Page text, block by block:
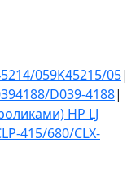
059K45215/05|
D039-4188|
HP LJ
415/680/CLX-